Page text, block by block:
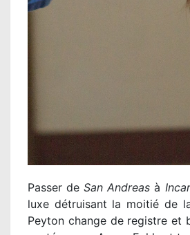
Passer deSan Andreas à
luxe détruisant la moitié de
Peyton change de registre et